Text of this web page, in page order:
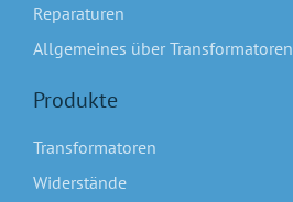
Reparaturen
Allgemeines über Transformatoren
Produkte
Transformatoren
Widerstände